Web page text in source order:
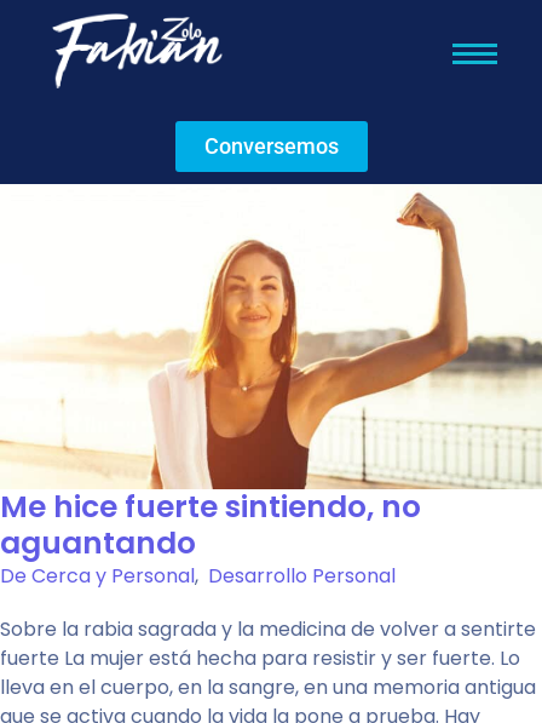
Conversemos
Me hice fuerte sintiendo, no
aguantando
De Cerca y Personal, Desarrollo Personal
Sobre la rabia sagrada y la medicina de volver a sentirte
fuerte La mujer está hecha para resistir y ser fuerte. Lo
lleva en el cuerpo, en la sangre, en una memoria antigua
que se activa cuando la vida la pone a prueba. Hay